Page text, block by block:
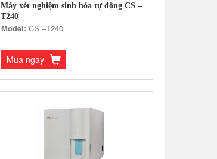
Máy xét nghiệm sinh hóa tự động CS –
T240
Model: CS –T240
Mua ngay